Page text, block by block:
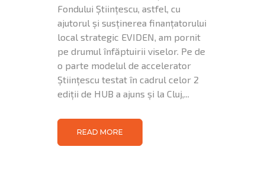
Fondului Științescu, astfel, cu
ajutorul și susținerea finanțatorului
local strategic EVIDEN, am pornit
pe drumul înfăptuirii viselor. Pe de
o parte modelul de accelerator
Științescu testat în cadrul celor 2
ediții de HUB a ajuns și la Cluj,...
READ MORE